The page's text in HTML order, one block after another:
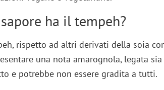
ha il tempeh?
rispetto ad altri derivati della soia
una nota amarognola, legata
e potrebbe non essere gradita a tutti.